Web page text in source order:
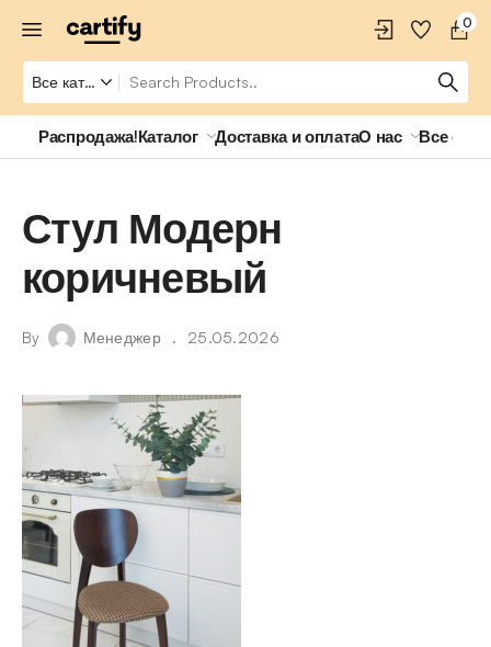
0
Распродажа!Каталог Доставка и оплатаО нас Все о
Стул Модерн
коричневый
By Менеджер 25.05.2026